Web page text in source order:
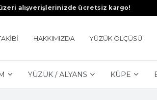
alışverişlerinizde ücretsiz kargo!
HAKKIMIZDA YÜZÜK ÖLÇÜSÜ
YÜZÜK / ALYANS KÜPE